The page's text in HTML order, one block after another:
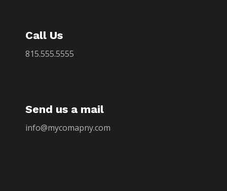
Call Us
815.555.5555
Send us a mail
info@mycomapny.com